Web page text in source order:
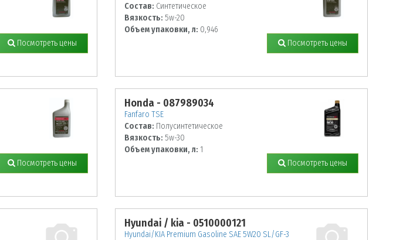
Посмотреть цены
Состав: Синтетическое
Вязкость: 5w-20
Объем упаковки, л: 0,946
Посмотреть цены
Посмотреть цены
Honda - 087989034
Fanfaro TSE
Состав: Полусинтетическое
Вязкость: 5w-30
Объем упаковки, л: 1
Посмотреть цены
Hyundai / kia - 0510000121
Hyundai/KIA Premium Gasoline SAE 5W20 SL/GF-3